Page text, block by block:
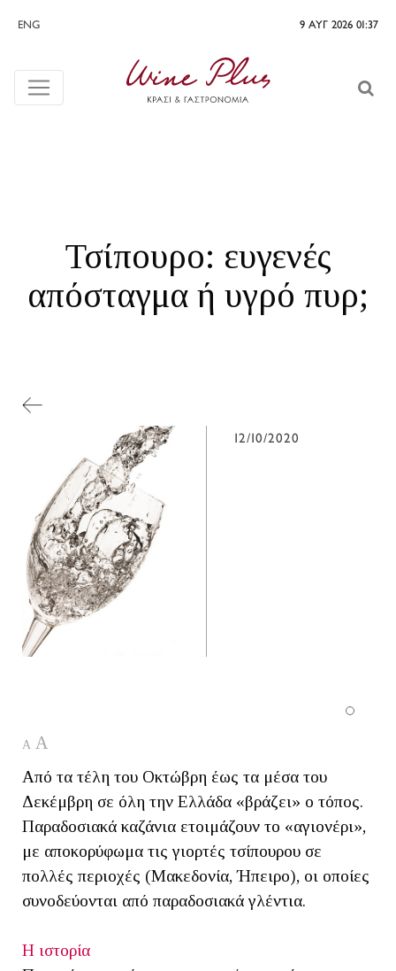
ENG 9 ΑΥΓ 2026 01:37
Τσίπουρο: ευγενές
απόσταγμα ή υγρό πυρ;
12/10/2020
A A
Από τα τέλη του Οκτώβρη έως τα μέσα του
Δεκέμβρη σε όλη την Ελλάδα «βράζει» ο τόπος.
Παραδοσιακά καζάνια ετοιμάζουν το «αγιονέρι»,
με αποκορύφωμα τις γιορτές τσίπουρου σε
πολλές περιοχές (Μακεδονία, Ήπειρο), οι οποίες
συνοδεύονται από παραδοσιακά γλέντια.
Η ιστορία